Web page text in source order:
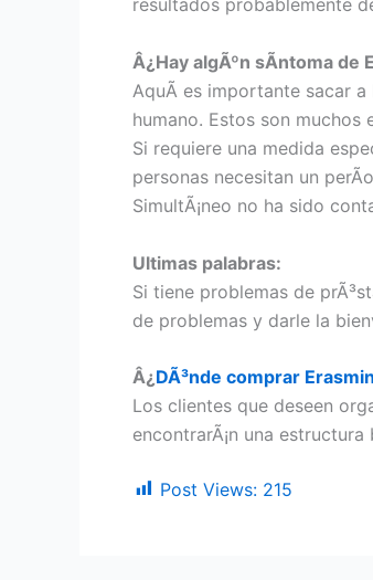
resultados probablemente
Â¿Hay algÃºn sÃ­ntoma de
AquÃ­ es importante sacar
humano. Estos son
Si requiere una medida
personas necesitan un
SimultÃ¡neo no ha sido
Ultimas palabras:
Si tiene problemas de
de problemas y darle la
Â¿ DÃ³nde comprar Erasmin
Los clientes que deseen
encontrarÃ¡n una
Post Views: 215